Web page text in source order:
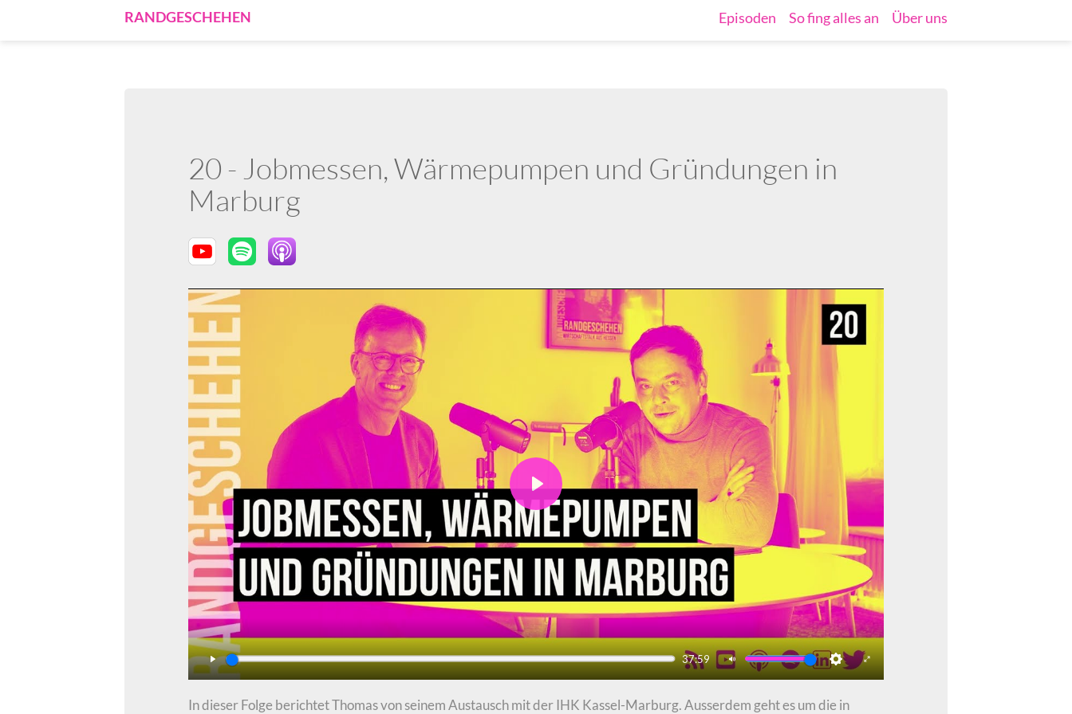
RANDGESCHEHEN Episoden So fing alles an Über uns
20 - Jobmessen, Wärmepumpen und Gründungen in
Marburg
Play
37:59
Mute Settings
Enter
Play
In dieser Folge berichtet Thomas von seinem Austausch mit der IHK Kassel-Marburg. Ausserdem geht es um die in